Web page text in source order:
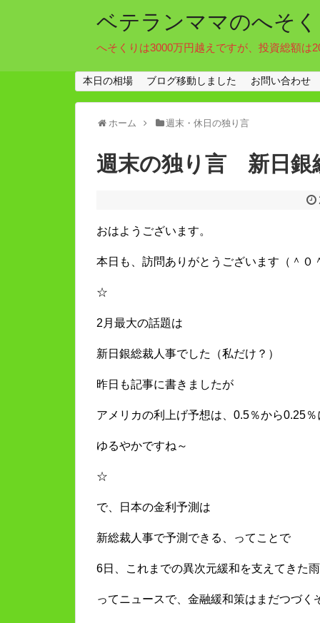
ベテランママのへそ
へそくりは3000万円越えですが、投資総額は
本日の相場 ブログ移動しました お問い合わせ
ホーム 週末・休日の独り言
週末の独り言 新日銀
おはようございます。
本日も、訪問ありがとうございます（＾０
☆
2月最大の話題は
新日銀総裁人事でした（私だけ？）
昨日も記事に書きましたが
アメリカの利上げ予想は、0.5％から0.25
ゆるやかですね～
☆
で、日本の金利予測は
新総裁人事で予測できる、ってことで
6日、これまでの異次元緩和を支えてきた
ってニュースで、金融緩和策はまだつづく